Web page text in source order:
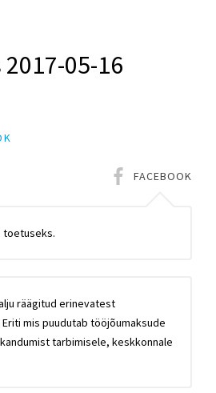
05-16
FACEBOOK
toetuseks.
räägitud erinevatest
mis puudutab tööjõumaksude
tarbimisele, keskkonnale